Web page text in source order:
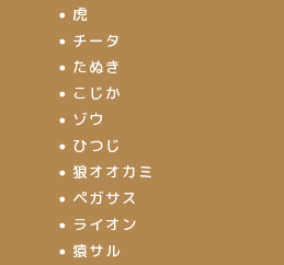
虎
チータ
たぬき
こじか
ゾウ
ひつじ
狼オオカミ
ペガサス
ライオン
猿サル